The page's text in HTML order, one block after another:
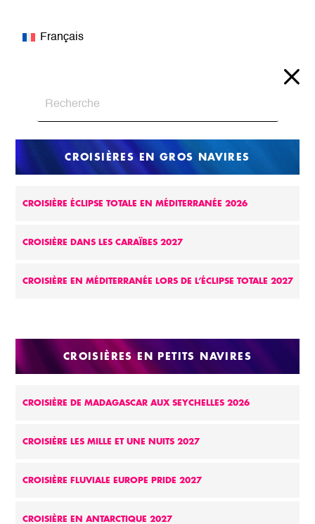
Français
CROISIÈRES EN GROS NAVIRES
CROISIÈRE ÉCLIPSE TOTALE EN MÉDITERRANÉE 2026
CROISIÈRE DANS LES CARAÏBES 2027
CROISIÈRE EN MÉDITERRANÉE LORS DE L’ÉCLIPSE TOTALE 2027
CROISIÈRES EN PETITS NAVIRES
CROISIÈRE DE MADAGASCAR AUX SEYCHELLES 2026
CROISIÈRE LES MILLE ET UNE NUITS 2027
CROISIÈRE FLUVIALE EUROPE PRIDE 2027
CROISIÈRE EN ANTARCTIQUE 2027